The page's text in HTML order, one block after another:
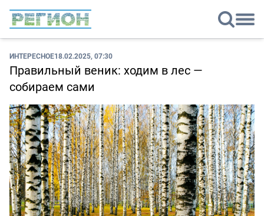
ИНТЕРЕСНОЕ18.02.2025, 07:30
Правильный веник: ходим в лес —
собираем сами